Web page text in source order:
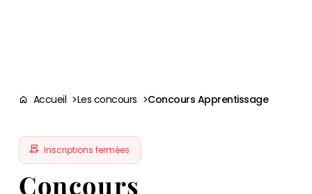
Accueil Les concours Concours Apprentissage
Inscriptions fermées
Concours